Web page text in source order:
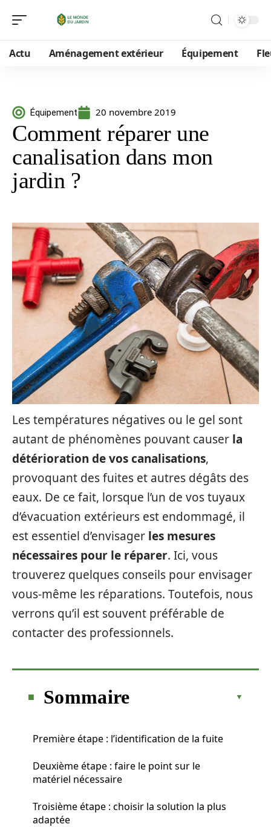
Actu Aménagement extérieur Équipement
Équipement 20 novembre 2019
Comment réparer une
canalisation dans mon
jardin ?
Les températures négatives ou le gel sont
autant de phénomènes pouvant causer la
détérioration de vos canalisations,
provoquant des fuites et autres dégâts des
eaux. De ce fait, lorsque l’un de vos tuyaux
d’évacuation extérieurs est endommagé, il
est essentiel d’envisager les mesures
nécessaires pour le réparer. Ici, vous
trouverez quelques conseils pour envisager
vous-même les réparations. Toutefois, nous
verrons qu’il est souvent préférable de
contacter des professionnels.
Sommaire
Première étape : l’identification de la fuite
Deuxième étape : faire le point sur le
matériel nécessaire
Troisième étape : choisir la solution la plus
adaptée